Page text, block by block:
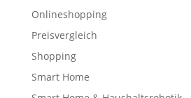
Onlineshopping
Preisvergleich
Shopping
Smart Home